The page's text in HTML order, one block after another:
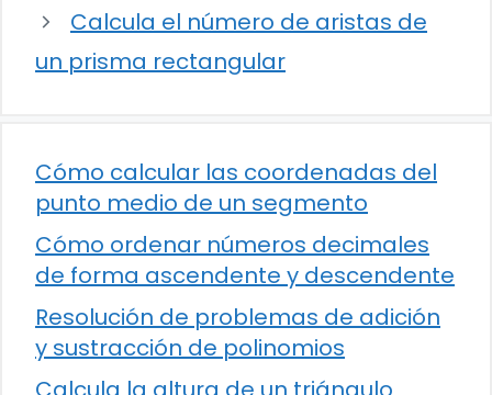
Calcula el número de aristas de
un prisma rectangular
Cómo calcular las coordenadas del
punto medio de un segmento
Cómo ordenar números decimales
de forma ascendente y descendente
Resolución de problemas de adición
y sustracción de polinomios